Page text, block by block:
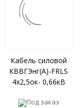
Кабель силовой
КВВГЭнг(А)-FRLS
4x2,5ок- 0,66кВ
Под заказ